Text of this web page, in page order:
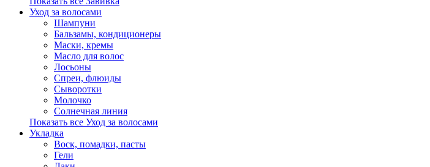
Уход за волосами
Шампуни
Бальзамы, кондиционеры
Маски, кремы
Масло для волос
Лосьоны
Спреи, флюиды
Сыворотки
Молочко
Солнечная линия
Показать все Уход за волосами
Укладка
Воск, помадки, пасты
Гели